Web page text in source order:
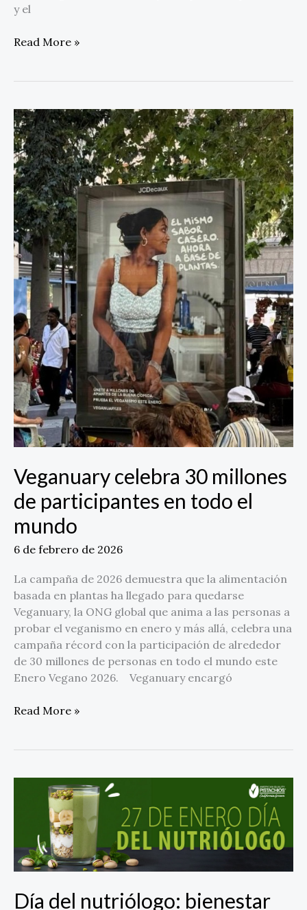
y el
Read More »
Veganuary celebra 30 millones
de participantes en todo el
mundo
6 de febrero de 2026
La campaña de 2026 demuestra que la alimentación
basada en plantas ha llegado para quedarse
Veganuary, la ONG global que anima a las personas a
probar el veganismo en enero y más allá, celebra una
campaña récord con la participación de alrededor
de 30 millones de personas en todo el mundo este
Enero Vegano 2026. Veganuary encargó
Veganuary
celebra
30
millones
de
participantes
en
todo
el
mundo
Read More »
Día del nutriólogo: bienestar
nutriólogo:
bienestar
en
49